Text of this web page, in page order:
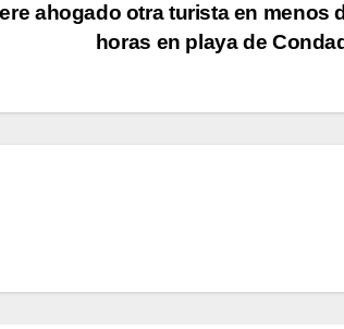
ahogado otra turista en menos
horas en playa de